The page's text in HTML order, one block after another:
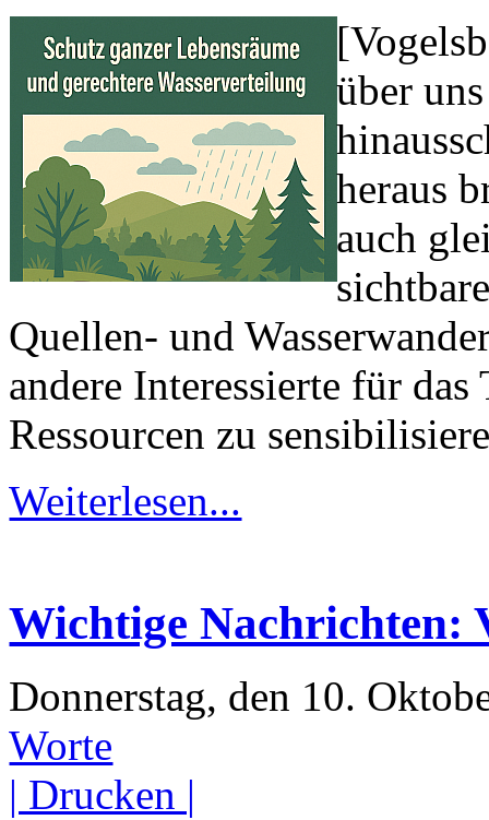
über
heraus
auch
Quellen‑ und
andere Interessierte für
Ressourcen zu
Weiterlesen...
Wichtige Nachrichten:
Donnerstag, den 10.
Worte
| Drucken |